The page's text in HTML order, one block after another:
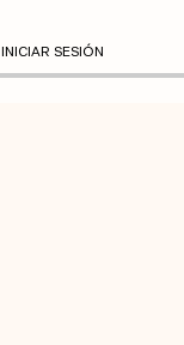
INICIAR SESIÓN